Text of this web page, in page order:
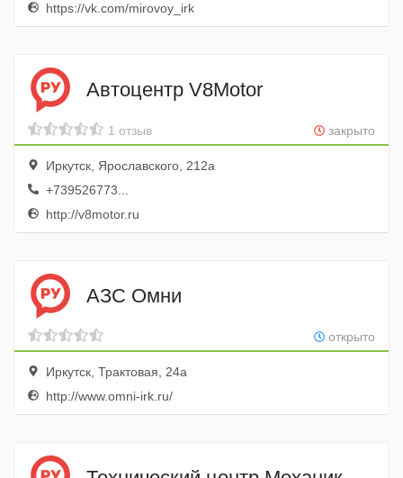
https://vk.com/mirovoy_irk
Автоцентр V8Motor
закрыто
1 отзыв
Иркутск, Ярославского, 212а
+739526773...
http://v8motor.ru
АЗС Омни
открыто
Иркутск, Трактовая, 24а
http://www.omni-irk.ru/